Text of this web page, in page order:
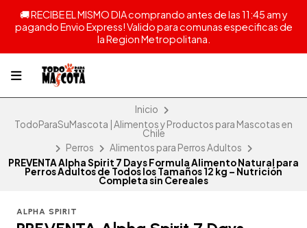
🚚 RECIBE EL MISMO DIA comprando antes de las 11:45 am y
pagando Envio Express! Valido para comunas especificas de
la Region Metropolitana.
Inicio
TodoParaSuMascota | Alimentos y Productos para Mascotas en
Chile
Perros
Alimentos para Perros Adultos
PREVENTA Alpha Spirit 7 Days Formula Alimento Natural para
Perros Adultos de Todos los Tamaños 12 kg – Nutrición
Completa sin Cereales
ALPHA SPIRIT